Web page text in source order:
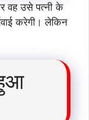
वह उसे पत्नी के
करेगी। लेकिन